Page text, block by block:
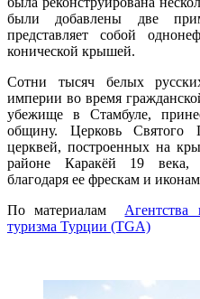
были добавлены две
представляет собой
конической крышей.
Сотни тысяч белых
империи во время
убежище в Стамбуле,
общину. Церковь Святого
церквей, построенных на
районе Каракёй 19 века,
благодаря ее фрескам и
По материалам
туризма Турции (TGA)